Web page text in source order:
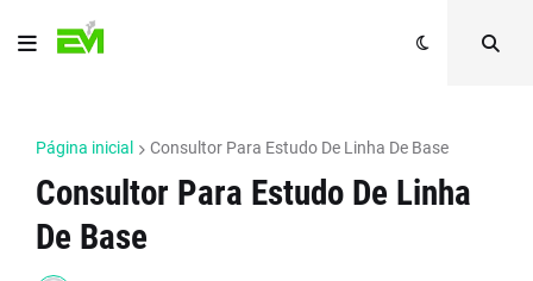
Página inicial Consultor Para Estudo De Linha De Base
Consultor Para Estudo De Linha
De Base